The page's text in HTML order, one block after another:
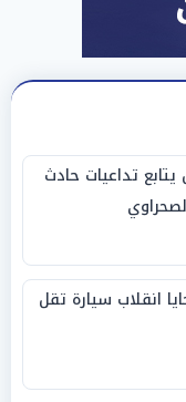
تداعيات حادث
انقلاب سيارة تقل